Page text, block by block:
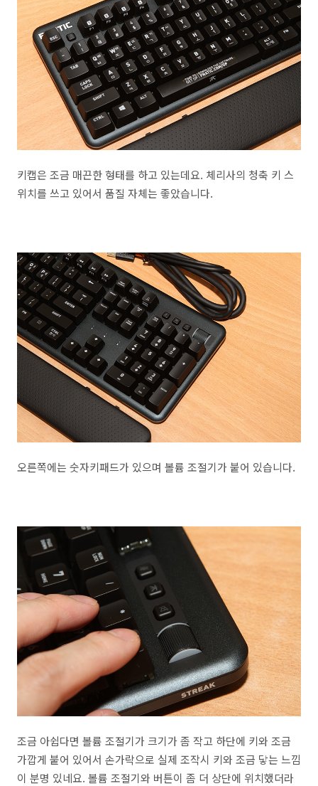
키캡은 조금 매끈한 형태를 하고 있는데요. 체리사의 청축 키 스
위치를 쓰고 있어서 품질 자체는 좋았습니다.
오른쪽에는 숫자키패드가 있으며 볼륨 조절기가 붙어 있습니다.
조금 아쉽다면 볼륨 조절기가 크기가 좀 작고 하단에 키와 조금
가깝게 붙어 있어서 손가락으로 실제 조작시 키와 조금 닿는 느낌
이 분명 있네요. 볼륨 조절기와 버튼이 좀 더 상단에 위치했더라